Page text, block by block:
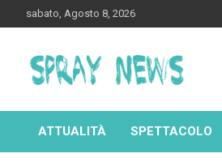
to
sabato, Agosto 8, 2026
Spraynews.it
ATTUALITÀ SPETTACOLO